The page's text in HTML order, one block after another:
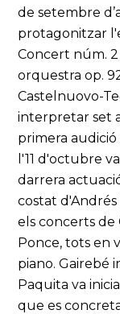
de setembre
protagonitzar
Concert núm. 2
orquestra op.
Castelnuovo-
interpretar set
primera audició
l'11 d'octubre
darrera
costat
els concerts de
Ponce, tots en
piano. Gairebé
Paquita va
que es